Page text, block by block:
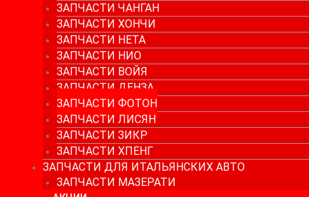
ЗАПЧАСТИ ЧАНГАН
ЗАПЧАСТИ ХОНЧИ
ЗАПЧАСТИ НЕТА
ЗАПЧАСТИ НИО
ЗАПЧАСТИ ВОЙЯ
ЗАПЧАСТИ ДЕНЗА
ЗАПЧАСТИ ФОТОН
ЗАПЧАСТИ ЛИСЯН
ЗАПЧАСТИ ЗИКР
ЗАПЧАСТИ ХПЕНГ
ЗАПЧАСТИ ДЛЯ ИТАЛЬЯНСКИХ АВТО
ЗАПЧАСТИ МАЗЕРАТИ